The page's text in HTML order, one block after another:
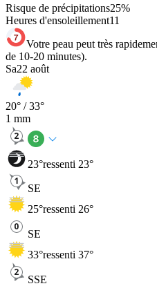
Risque de précipitations25%
Heures d'ensoleillement11
Votre peau peut très
de 10-20 minutes).
Sa22 août
20° /33°
1 mm
23°ressenti 23°
SE
25°ressenti 26°
SE
33°ressenti 37°
SSE